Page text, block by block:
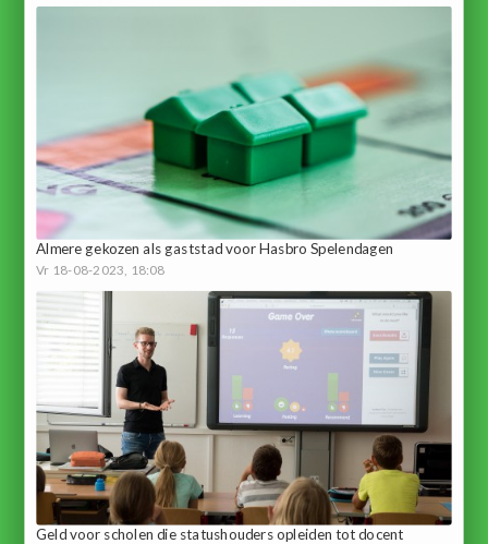
Almere gekozen als gaststad voor Hasbro Spelendagen
Vr 18-08-2023, 18:08
Geld voor scholen die statushouders opleiden tot docent